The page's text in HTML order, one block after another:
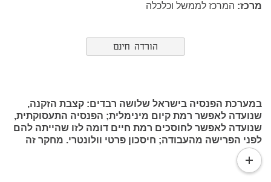
מרכז: המרכז לממשל וכלכלה
הורדה חינם
במערכת הפנסיה בישראל שלושה רבדים: קצבת הזִקנה,
שנועדה לאפשר רמת קיום מינימלית; הפנסיה התעסוקתית,
שנועדה לאפשר לחוסכים רמת חיים דומה לזו שהייתה להם
לפני הפרישה מהעבודה; חיסכון פרטי וולונטרי. מחקר זה
מבקש לתת מענה לקשיים שבמימון מערכת הפנסיה,
הנובעים מהתארכות תוחלת החיים והזדקנות האוכלוסייה:
בשני רבדיה הראשונים — קצבת אזרחים ותיקים של הביטוח
read
more